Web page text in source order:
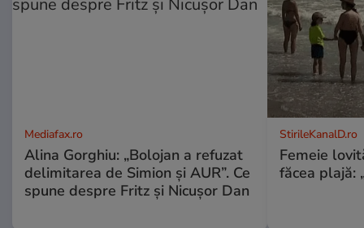
Mediafax.ro
Alina Gorghiu: „Bolojan a refuzat
delimitarea de Simion și AUR”. Ce
spune despre Fritz și Nicușor Dan
StirileKanalD.ro
Femeie
făcea plajă: